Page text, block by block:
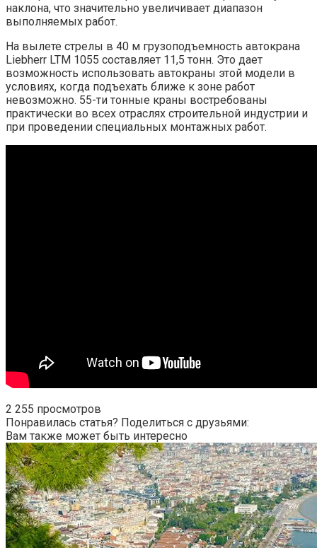
наклона, что значительно увеличивает диапазон
выполняемых работ.
На вылете стрелы в 40 м грузоподъемность автокрана
Liebherr LTM 1055 составляет 11,5 тонн. Это дает
возможность использовать автокраны этой модели в
условиях, когда подъехать ближе к зоне работ
невозможно. 55-ти тонные краны востребованы
практически во всех отраслях строительной индустрии и
при проведении специальных монтажных работ.
2 255 просмотров
Понравилась статья? Поделиться с друзьями:
Вам также может быть интересно